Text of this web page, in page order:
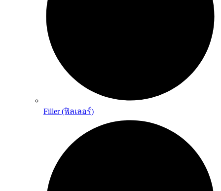
Filler (ฟิลเลอร์)